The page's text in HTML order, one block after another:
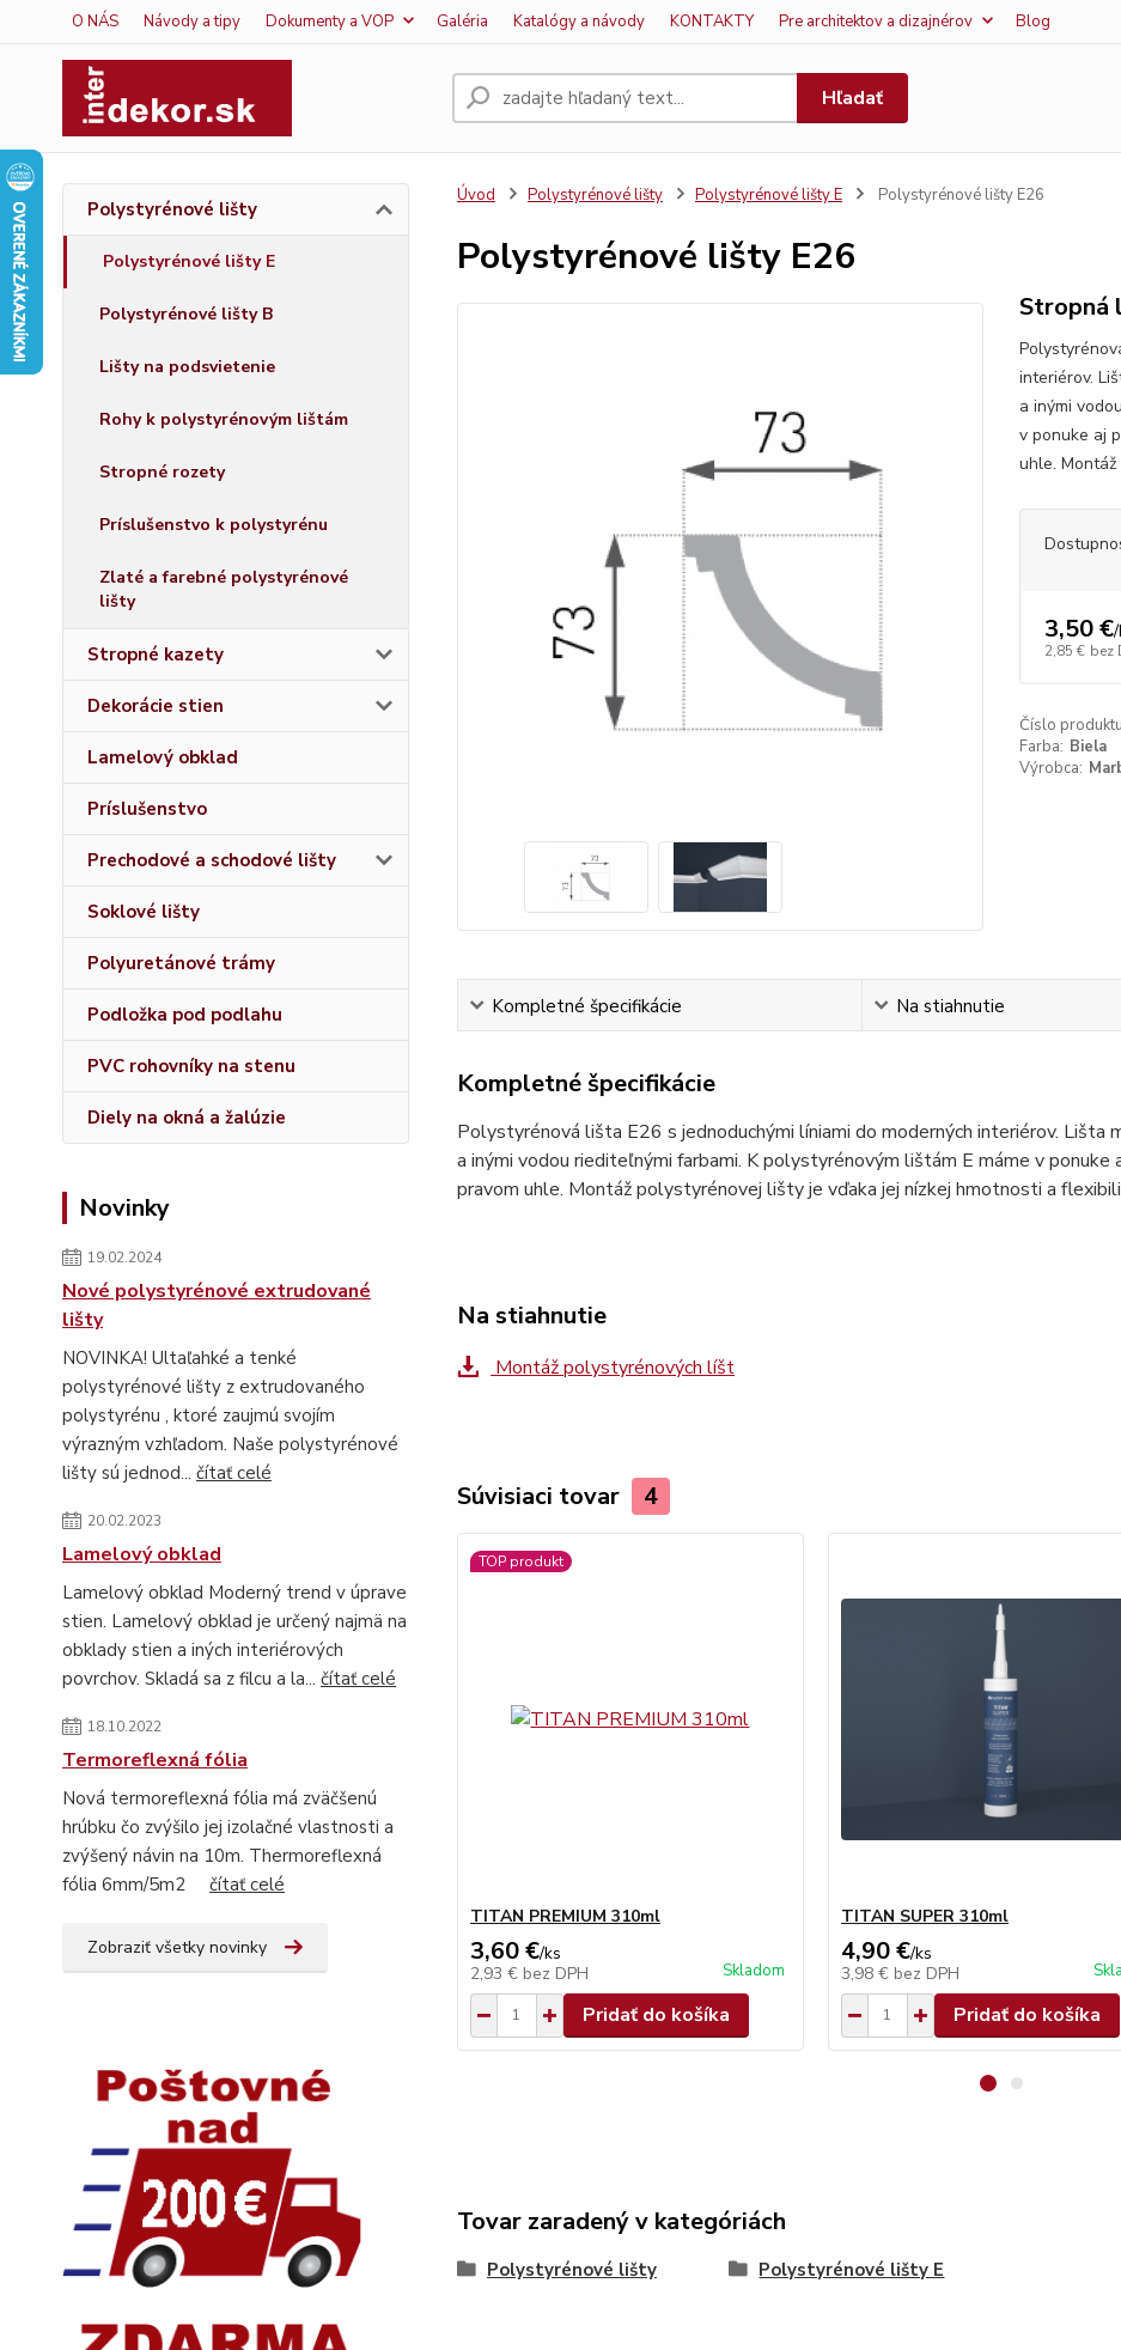
O NÁS Návody a tipy Dokumenty a VOP Galéria Katalógy a návody KONTAKTY Pre architektov a dizajnérov Blog
Hľadať
Polystyrénové lišty
Polystyrénové lišty E
Polystyrénové lišty B
Lišty na podsvietenie
Rohy k polystyrénovým lištám
Stropné rozety
Príslušenstvo k polystyrénu
Zlaté a farebné polystyrénové
lišty
Stropné kazety
Dekorácie stien
Lamelový obklad
Príslušenstvo
Prechodové a schodové lišty
Soklové lišty
Polyuretánové trámy
Podložka pod podlahu
PVC rohovníky na stenu
Diely na okná a žalúzie
Novinky
19.02.2024
Nové polystyrénové extrudované
lišty
NOVINKA! Ultaľahké a tenké
polystyrénové lišty z extrudovaného
polystyrénu , ktoré zaujmú svojím
výrazným vzhľadom. Naše polystyrénové
lišty sú jednod... čítať celé
20.02.2023
Lamelový obklad
Lamelový obklad Moderný trend v úprave
stien. Lamelový obklad je určený najmä na
obklady stien a iných interiérových
povrchov. Skladá sa z filcu a la... čítať celé
18.10.2022
Termoreflexná fólia
Nová termoreflexná fólia má zväčšenú
hrúbku čo zvýšilo jej izolačné vlastnosti a
zvýšený návin na 10m. Thermoreflexná
fólia 6mm/5m2 čítať celé
Zobraziť všetky novinky
Úvod Polystyrénové lišty Polystyrénové lišty E Polystyrénové lišty E26
Polystyrénové lišty E26
Stropná
interiérov.
a inými
v ponuke aj
uhle.
3,50 €/
2,85 € bez
Číslo
Farba: Biela
Výrobca:
Kompletné špecifikácie Na stiahnutie
Kompletné špecifikácie
Polystyrénová lišta E26 s jednoduchými líniami do moderných interiérov. Lišta
a inými vodou riediteľnými farbami. K polystyrénovým lištám E máme v
pravom uhle. Montáž polystyrénovej lišty je vďaka jej nízkej hmotnosti a
Na stiahnutie
Montáž polystyrénových líšt
Súvisiaci tovar 4
TOP produkt
TITAN PREMIUM 310ml
3,60 €/ks
2,93 € bez DPH Skladom
Pridať do košíka
TITAN SUPER 310ml
4,90 €/ks
3,98 € bez DPH
Pridať do košíka
Tovar zaradený v kategóriách
Polystyrénové lišty Polystyrénové lišty E